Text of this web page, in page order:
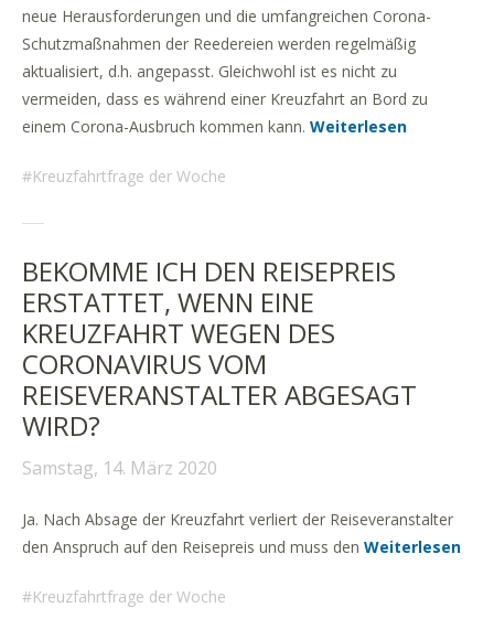
neue Herausforderungen und die umfangreichen Corona-
Schutzmaßnahmen der Reedereien werden regelmäßig
aktualisiert, d.h. angepasst. Gleichwohl ist es nicht zu
vermeiden, dass es während einer Kreuzfahrt an Bord zu
einem Corona-Ausbruch kommen kann. Weiterlesen
Kreuzfahrtfrage der Woche
BEKOMME ICH DEN REISEPREIS
ERSTATTET, WENN EINE
KREUZFAHRT WEGEN DES
CORONAVIRUS VOM
REISEVERANSTALTER ABGESAGT
WIRD?
Samstag, 14. März 2020
Ja. Nach Absage der Kreuzfahrt verliert der Reiseveranstalter
den Anspruch auf den Reisepreis und muss den Weiterlesen
Kreuzfahrtfrage der Woche